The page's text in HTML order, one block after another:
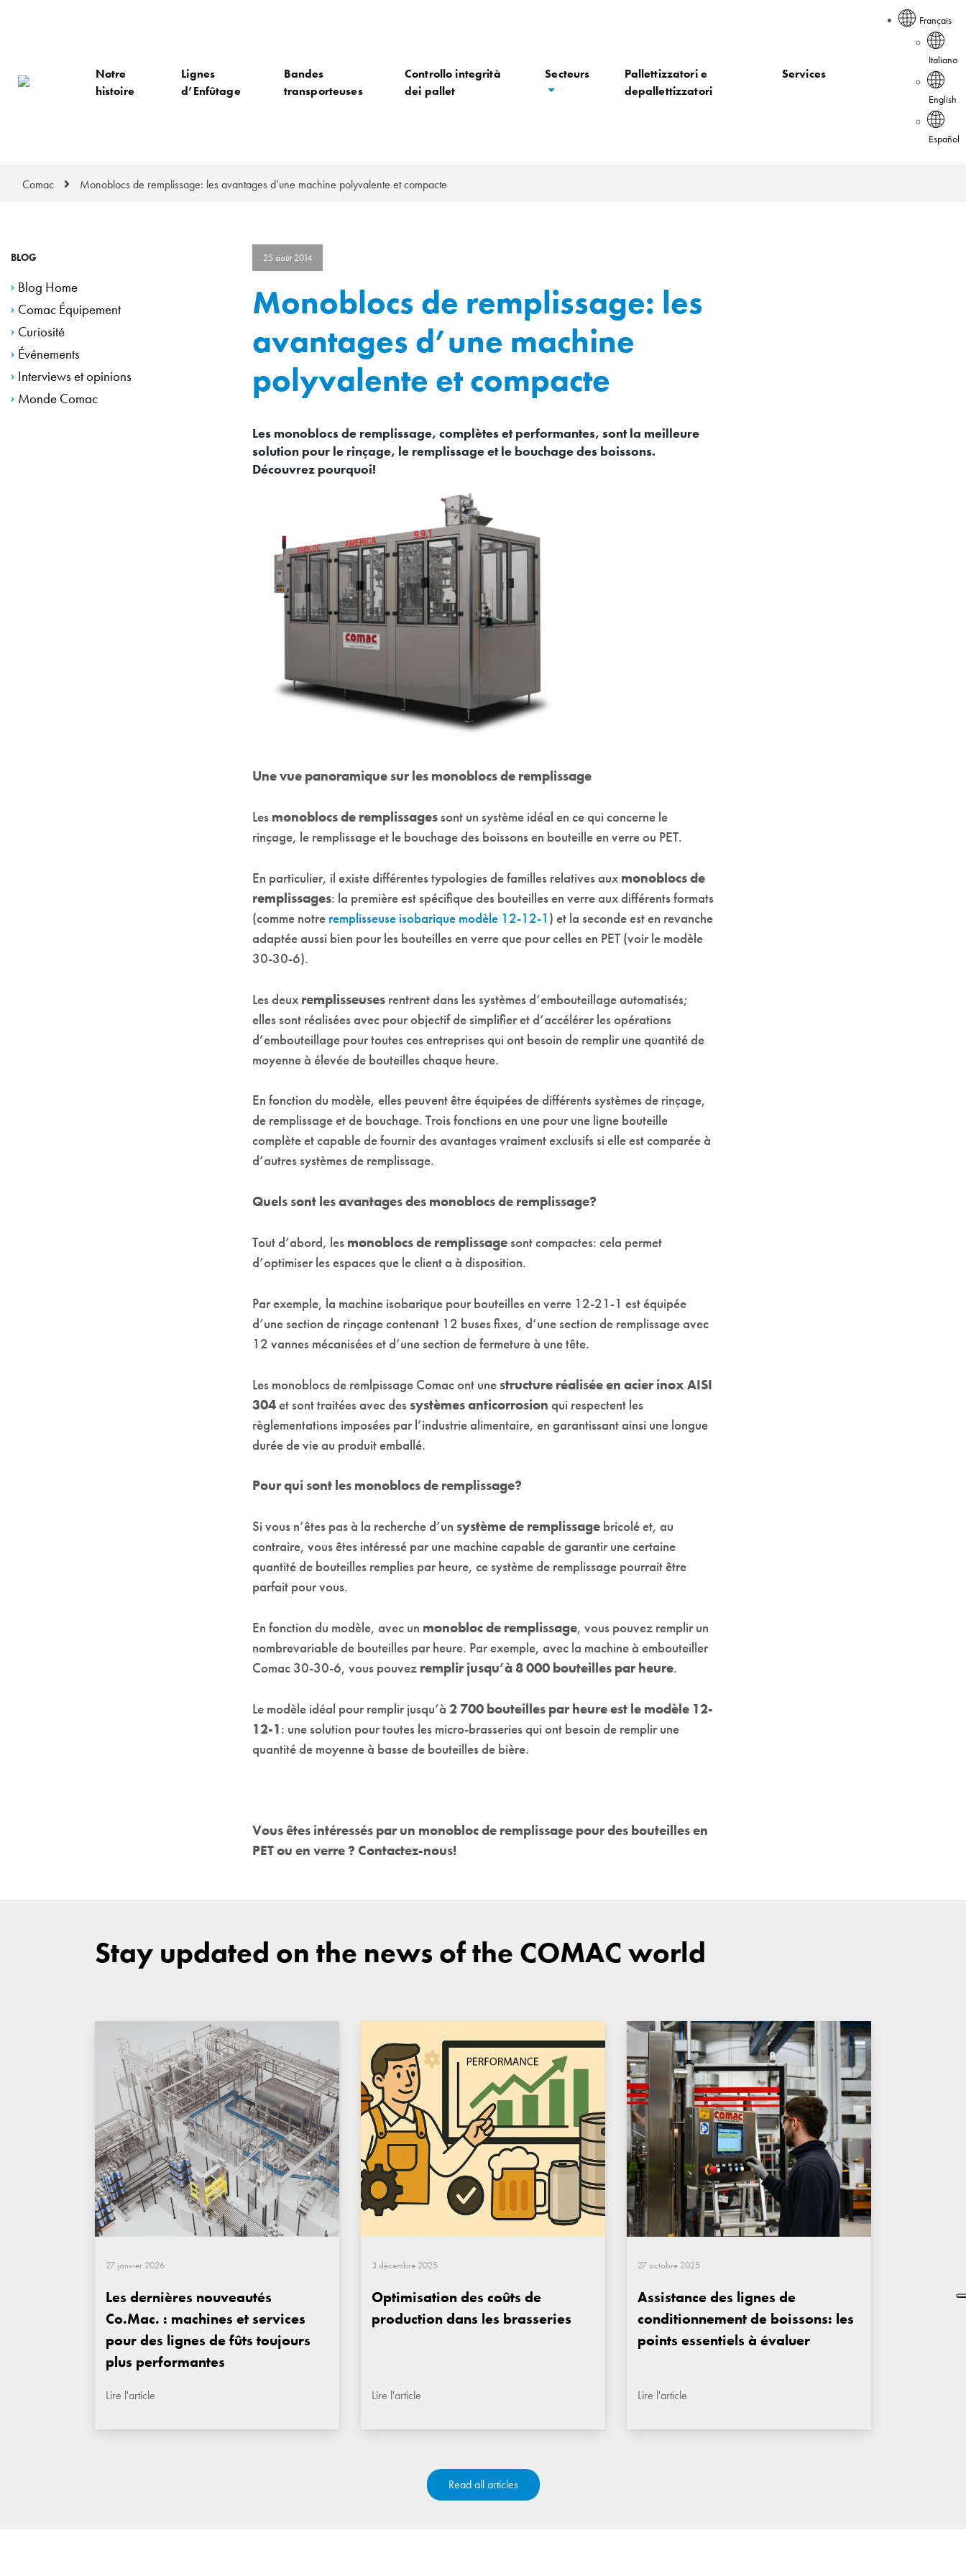
Notre
histoire
Lignes
d’Enfûtage
Bandes
transporteuses
Controllo integrità
dei pallet
Secteurs
Pallettizzatori e
depallettizzatori
Services
Français
Italiano
English
Español
Comac Monoblocs de remplissage: les avantages d’une machine polyvalente et compacte
BLOG
Blog Home
Comac Équipement
Curiosité
Événements
Interviews et opinions
Monde Comac
25 août 2014
Monoblocs de remplissage: les
avantages d’une machine
polyvalente et compacte
Les monoblocs de remplissage, complètes et performantes, sont la meilleure
solution pour le rinçage, le remplissage et le bouchage des boissons.
Découvrez pourquoi!
Une vue panoramique sur les monoblocs de remplissage
Les monoblocs de remplissages sont un système idéal en ce qui concerne le
rinçage, le remplissage et le bouchage des boissons en bouteille en verre ou PET.
En particulier, il existe différentes typologies de familles relatives aux monoblocs de
remplissages: la première est spécifique des bouteilles en verre aux différents formats
(comme notre remplisseuse isobarique modèle 12-12-1 ) et la seconde est en revanche
adaptée aussi bien pour les bouteilles en verre que pour celles en PET (voir le modèle
30-30-6).
Les deux remplisseuses rentrent dans les systèmes d’embouteillage automatisés;
elles sont réalisées avec pour objectif de simplifier et d’accélérer les opérations
d’embouteillage pour toutes ces entreprises qui ont besoin de remplir une quantité de
moyenne à élevée de bouteilles chaque heure.
En fonction du modèle, elles peuvent être équipées de différents systèmes de rinçage,
de remplissage et de bouchage. Trois fonctions en une pour une ligne bouteille
complète et capable de fournir des avantages vraiment exclusifs si elle est comparée à
d’autres systèmes de remplissage.
Quels sont les avantages des monoblocs de remplissage?
Tout d’abord, les monoblocs de remplissage sont compactes: cela permet
d’optimiser les espaces que le client a à disposition.
Par exemple, la machine isobarique pour bouteilles en verre 12-21-1 est équipée
d’une section de rinçage contenant 12 buses fixes, d’une section de remplissage avec
12 vannes mécanisées et d’une section de fermeture à une tête.
Les monoblocs de remlpissage Comac ont unestructure réalisée en acier inox AISI
304et sont traitées avec dessystèmes anticorrosion qui respectent les
règlementations imposées par l’industrie alimentaire, en garantissant ainsi une longue
durée de vie au produit emballé.
Pour qui sont les monoblocs de remplissage?
Si vous n’êtes pas à la recherche d’un système de remplissage bricolé et, au
contraire, vous êtes intéressé par une machine capable de garantir une certaine
quantité de bouteilles remplies par heure, ce système de remplissage pourrait être
parfait pour vous.
En fonction du modèle, avec un monobloc de remplissage, vous pouvez remplir un
nombrevariable de bouteilles par heure. Par exemple, avec la machine à embouteiller
Comac 30-30-6, vous pouvez remplir jusqu’à 8 000 bouteilles par heure.
Le modèle idéal pour remplir jusqu’à 2 700 bouteilles par heure est le modèle 12-
12-1: une solution pour toutes les micro-brasseries qui ont besoin de remplir une
quantité de moyenne à basse de bouteilles de bière.
Vous êtes intéressés par un monobloc de remplissage pour des bouteilles en
PET ou en verre ? Contactez-nous!
Stay updated on the news of the COMAC world
27 janvier 2026
Les dernières nouveautés
Co.Mac. : machines et services
pour des lignes de fûts toujours
plus performantes
Lire l'article
3 décembre 2025
Optimisation des coûts de
production dans les brasseries
Lire l'article
27 octobre 2025
Assistance des lignes de
conditionnement de boissons: les
points essentiels à évaluer
Lire l'article
Read all articles